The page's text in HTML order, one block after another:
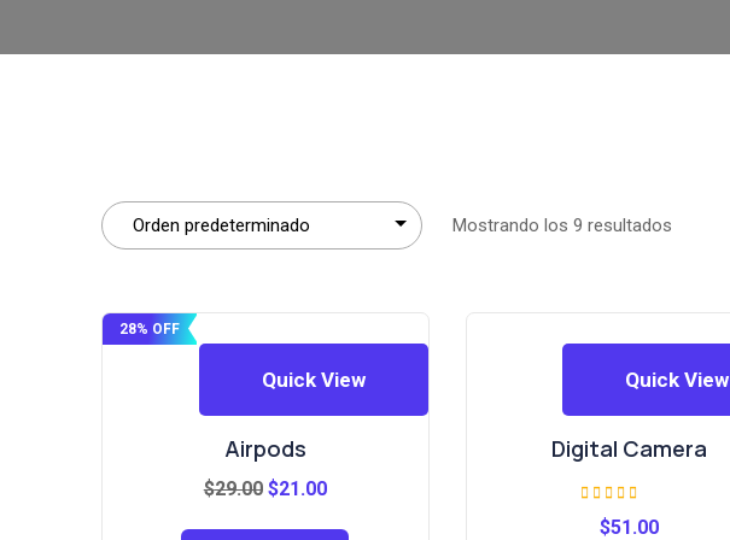
Mostrando los 9 resultados
28% OFF
Quick View
Airpods
$29.00 El
original
$21.00El
actual
Quick View
Digital Camera
Valorado con
5.00
$51.00